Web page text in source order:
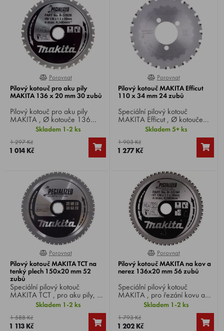
0%
Porovnat
Pilový kotouč pro aku pily
MAKITA 136 x 20 mm 30 zubů
Pilový kotouč pro aku pily
MAKITA , Ø kotouče 136
mm, Ø vrtání 20 mm, 30
zubů, broušené z prvotřídního
karbidu pro lehčí, hladší řezy a
dlouhou životnost.
Skladem 1-2 ks
1 297 Kč
1 014 Kč
0%
Porovnat
Pilový kotouč MAKITA Efficut
110 x 34 mm 24 zubů
Speciální pilový kotouč
MAKITA Efficut , Ø kotouče
110 mm, Ø vrtání 34 mm, 24
zubů, pro řezač armatur
DSC251.
Skladem 5+ ks
1 903 Kč
1 277 Kč
0%
Porovnat
Pilový kotouč MAKITA TCT na
tenký plech 150x20 mm 52
zubů
Speciální pilový kotouč
MAKITA TCT , pro aku pily, Ø
kotouče 150 mm, Ø vrtání 20
mm, 52 zubů, ideální pro
Skladem 1-2 ks
1 588 Kč
1 113 Kč
0%
Porovnat
Pilový kotouč MAKITA na kov a
nerez 136x20 mm 56 zubů
Speciální pilový kotouč
MAKITA , pro řezání kovu a
nerezu, Ø kotouče 136 mm, Ø
Skladem 1-2 ks
1 793 Kč
1 202 Kč